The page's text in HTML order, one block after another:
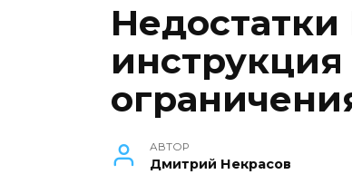
Недостатки
АВТОР
Дмитрий Некрасов